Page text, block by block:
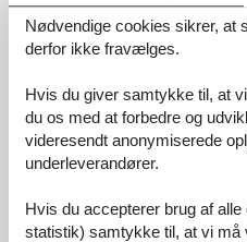
Rengøring:
Venlighed:
Beliggenhed:
Generelt:
Service på stedet:
Nødvendige cookies sikrer, at
derfor ikke fravælges.
Hvis du giver samtykke til, at
du os med at forbedre og
videresendt anonymiserede
underleverandører.
Hvis du accepterer brug af
statistik) samtykke til, at vi må